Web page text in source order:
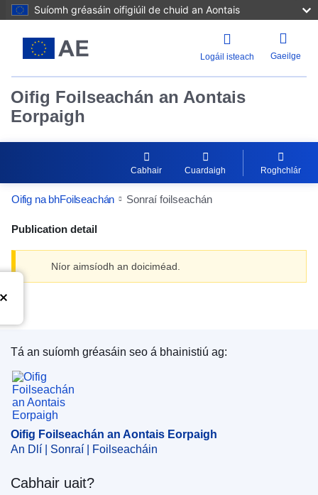
Suíomh gréasáin oifigiúil de chuid an Aontais
Logáil isteach Gaeilge
Oifig Foilseachán an Aontais
Eorpaigh
Cabhair Cuardaigh Roghchlár
Oifig na bhFoilseachán Sonraí foilseachán
Publication detail
Níor aimsíodh an doiciméad.
Oifig Foilseachán an Aontais Eorpaigh
Tá an suíomh gréasáin seo á bhainistiú ag:
Oifig Foilseachán an Aontais Eorpaigh
An Dlí | Sonraí | Foilseacháin
Cabhair uait?